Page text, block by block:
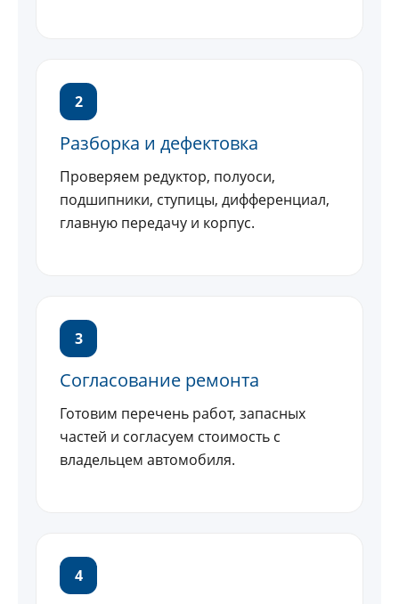
2
Разборка и дефектовка
Проверяем редуктор, полуоси,
подшипники, ступицы, дифференциал,
главную передачу и корпус.
3
Согласование ремонта
Готовим перечень работ, запасных
частей и согласуем стоимость с
владельцем автомобиля.
4